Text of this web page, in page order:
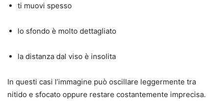
ti muovi spesso
lo sfondo è molto dettagliato
la distanza dal viso è insolita
In questi casi l’immagine può oscillare leggermente tra
nitido e sfocato oppure restare costantemente imprecisa.